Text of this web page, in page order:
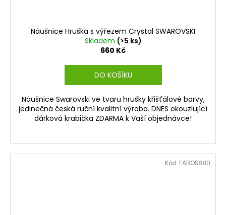
Náušnice Hruška s výřezem Crystal SWAROVSKI
Skladem (>5 ks)
660 Kč
DO KOŠÍKU
Náušnice Swarovski ve tvaru hrušky křišťálové barvy,
jedinečná česká ruční kvalitní výroba. DNES okouzlující
dárková krabička ZDARMA k Vaší objednávce!
Kód: FABOS880